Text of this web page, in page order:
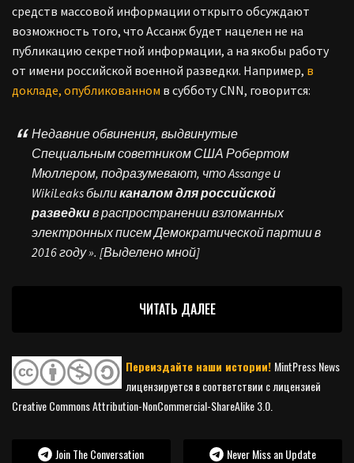
средств массовой информации открыто обсуждают
возможность того, что Ассанж будет нацелен не на
публикацию секретной информации, а на якобы работу
от имени российской военной разведки. Например, в
докладе, опубликованном в субботу CNN, говорится:
Недавние обвинения, выдвинутые
Специальным советником США Робертом
Мюллером, подразумевают, что Assange и
WikiLeaks быликаналом для российской
разведкив распространении взломанных
электронных писем Демократической партии в
2016 году ». [Выделено мной]
ЧИТАТЬ ДАЛЕЕ
Переиздайте наши истории! MintPress News
лицензируется в соответствии с лицензией
Creative Commons Attribution-NonCommercial-ShareAlike 3.0.
Join The Conversation Never Miss an Update